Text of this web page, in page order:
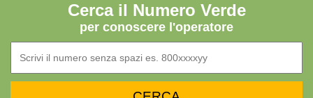
Cerca il Numero Verde
per conoscere l'operatore